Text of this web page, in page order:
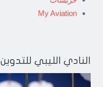
My Aviation
النادي الليبي للتدوين